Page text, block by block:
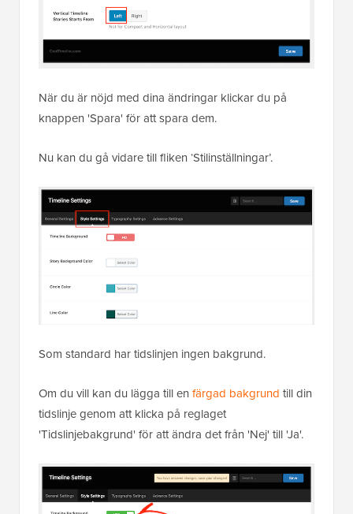
När du är nöjd med dina ändringar klickar du på
knappen 'Spara' för att spara dem.
Nu kan du gå vidare till fliken ‘Stilinställningar’.
Som standard har tidslinjen ingen bakgrund.
Om du vill kan du lägga till en färgad bakgrund till din
tidslinje genom att klicka på reglaget
'Tidslinjebakgrund' för att ändra det från 'Nej' till 'Ja'.